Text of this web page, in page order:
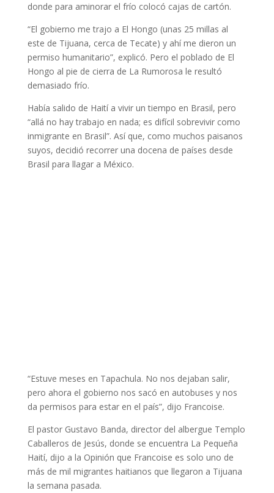
donde para aminorar el frío colocó cajas de cartón.
“El gobierno me trajo a El Hongo (unas 25 millas al
este de Tijuana, cerca de Tecate) y ahí me dieron un
permiso humanitario”, explicó. Pero el poblado de El
Hongo al pie de cierra de La Rumorosa le resultó
demasiado frío.
Había salido de Haití a vivir un tiempo en Brasil, pero
“allá no hay trabajo en nada; es difícil sobrevivir como
inmigrante en Brasil”. Así que, como muchos paisanos
suyos, decidió recorrer una docena de países desde
Brasil para llagar a México.
“Estuve meses en Tapachula. No nos dejaban salir,
pero ahora el gobierno nos sacó en autobuses y nos
da permisos para estar en el país”, dijo Francoise.
El pastor Gustavo Banda, director del albergue Templo
Caballeros de Jesús, donde se encuentra La Pequeña
Haití, dijo a la Opinión que Francoise es solo uno de
más de mil migrantes haitianos que llegaron a Tijuana
la semana pasada.